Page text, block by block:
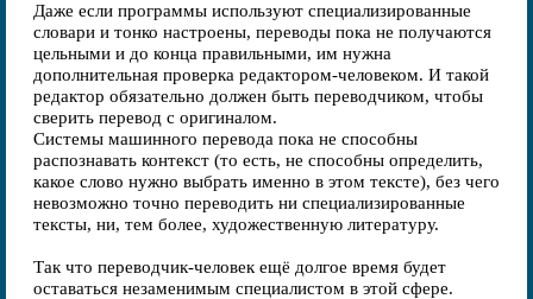
Даже если программы используют специализированные
словари и тонко настроены, переводы пока не получаются
цельными и до конца правильными, им нужна
дополнительная проверка редактором-человеком. И такой
редактор обязательно должен быть переводчиком, чтобы
сверить перевод с оригиналом.
Системы машинного перевода пока не способны
распознавать контекст (то есть, не способны определить,
какое слово нужно выбрать именно в этом тексте), без чего
невозможно точно переводить ни специализированные
тексты, ни, тем более, художественную литературу.
Так что переводчик-человек ещё долгое время будет
оставаться незаменимым специалистом в этой сфере.